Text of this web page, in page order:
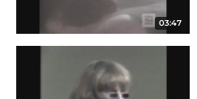
03:47